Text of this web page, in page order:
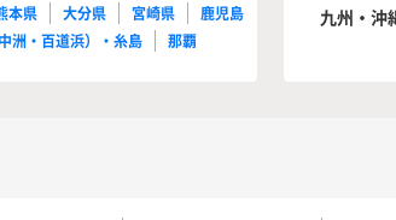
本県 大分県 宮崎県
鹿児島
洲・百道浜）・糸島
那覇
九州・沖